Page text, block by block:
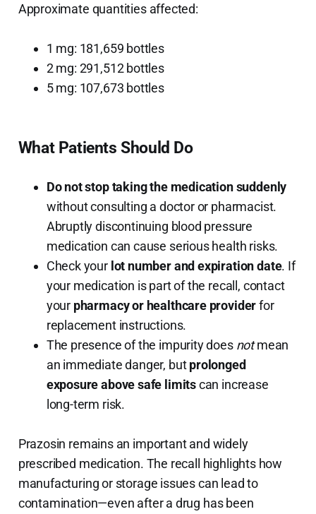
Approximate quantities affected:
1 mg: 181,659 bottles
2 mg: 291,512 bottles
5 mg: 107,673 bottles
What Patients Should Do
Do not stop taking the medication suddenly
without consulting a doctor or pharmacist.
Abruptly discontinuing blood pressure
medication can cause serious health risks.
Check your lot number and expiration date. If
your medication is part of the recall, contact
your pharmacy or healthcare providerfor
replacement instructions.
The presence of the impurity does notmean
an immediate danger, butprolonged
exposure above safe limitscan increase
long-term risk.
Prazosin remains an important and widely
prescribed medication. The recall highlights how
manufacturing or storage issues can lead to
contamination—even after a drug has been